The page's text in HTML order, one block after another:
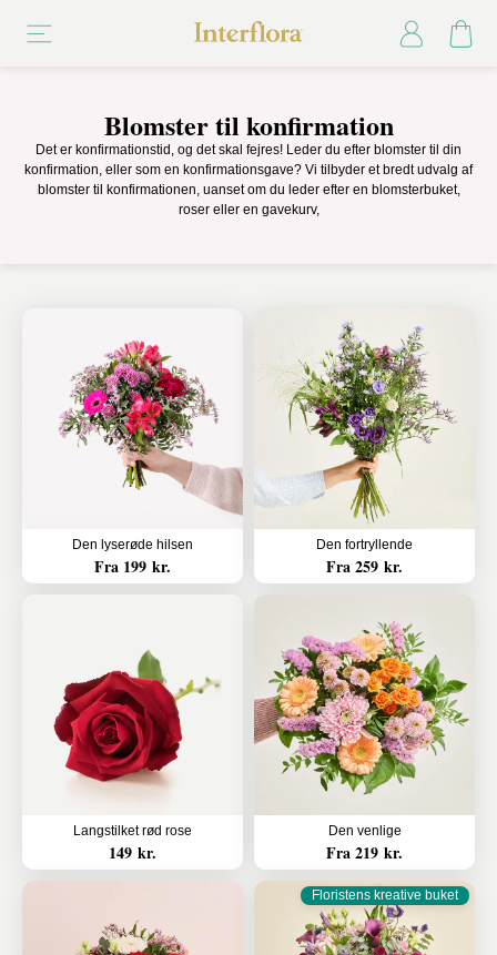
Blomster til konfirmation
Det er konfirmationstid, og det skal fejres! Leder du efter blomster til din
konfirmation, eller som en konfirmationsgave? Vi tilbyder et bredt udvalg af
blomster til konfirmationen, uanset om du leder efter en blomsterbuket,
roser eller en gavekurv,
Den lyserøde hilsen
Fra 199 kr.
Den fortryllende
Fra 259 kr.
Langstilket rød rose
149 kr.
Den venlige
Fra 219 kr.
Floristens kreative buket